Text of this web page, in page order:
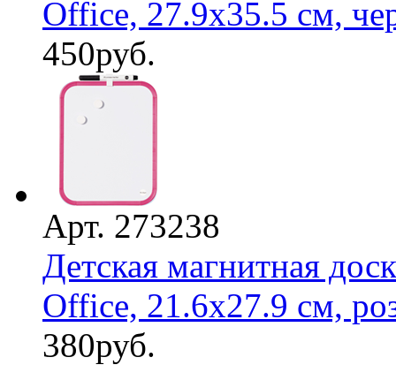
Office, 27.9х35.5 см,
450руб.
Арт. 273238
Детская магнитная
Office, 21.6х27.9 см,
380руб.